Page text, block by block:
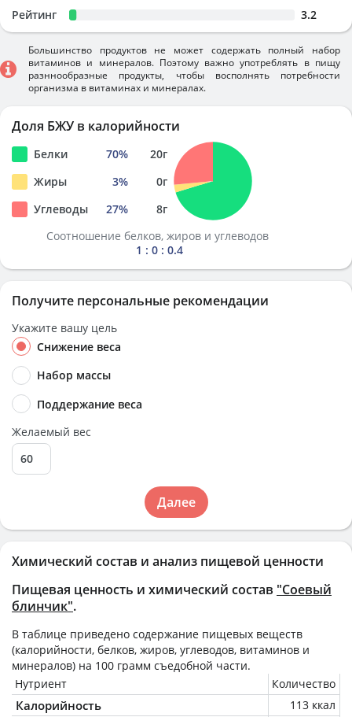
Химический состав и анализ пищевой ценности
Пищевая ценность и химический состав "Соевый
блинчик".
В таблице приведено содержание пищевых веществ
(калорийности, белков, жиров, углеводов, витаминов и
минералов) на 100 грамм съедобной части.
Нутриент
Количество
Калорийность
113 ккал
Рейтинг 3.2
Большинство продуктов не может содержать полный набор
витаминов и минералов. Поэтому важно употреблять в пищу
разннообразные продукты, чтобы восполнять потребности
организма в витаминах и минералах.
Доля БЖУ в калорийности
Белки 70% 20г
Жиры
3% 0г
Углеводы
27% 8г
Соотношение белков, жиров и углеводов
1 : 0 : 0.4
Получите персональные рекомендации
Укажите вашу цель
Снижение веса
Набор массы
Поддержание веса
Желаемый вес
Далее